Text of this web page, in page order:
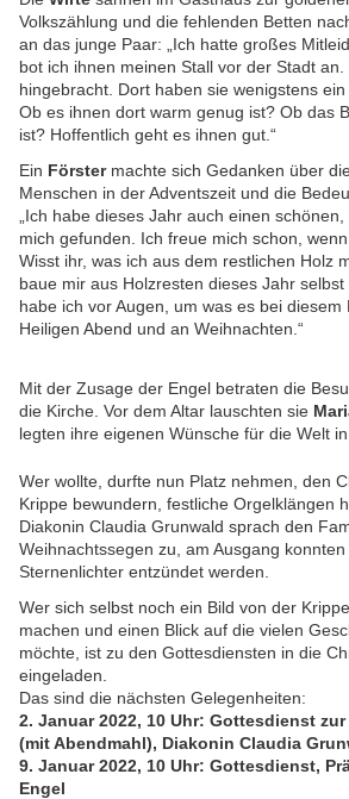
Volkszählung und die fehlenden Betten
an das junge Paar: „Ich hatte großes
bot ich ihnen meinen Stall vor der Stadt
hingebracht. Dort haben sie wenigstens
Ob es ihnen dort warm genug ist? Ob das
ist? Hoffentlich geht es ihnen gut.“
Ein Förstermachte sich Gedanken über
Menschen in der Adventszeit und die
„Ich habe dieses Jahr auch einen
mich gefunden. Ich freue mich schon,
Wisst ihr, was ich aus dem restlichen Holz
baue mir aus Holzresten dieses Jahr
habe ich vor Augen, um was es bei diesem
Heiligen Abend und an Weihnachten.“
Mit der Zusage der Engel betraten die
die Kirche. Vor dem Altar lauschten sie
legten ihre eigenen Wünsche für die Welt
Wer wollte, durfte nun Platz nehmen, den
Krippe bewundern, festliche Orgelklängen
Diakonin Claudia Grunwald sprach den
Weihnachtssegen zu, am Ausgang
Sternenlichter entzündet werden.
Wer sich selbst noch ein Bild von der
machen und einen Blick auf die vielen
möchte, ist zu den Gottesdiensten in die
eingeladen.
Das sind die nächsten Gelegenheiten:
2. Januar 2022, 10 Uhr: Gottesdienst
(mit Abendmahl), Diakonin Claudia
9. Januar 2022, 10 Uhr: Gottesdienst,
Engel